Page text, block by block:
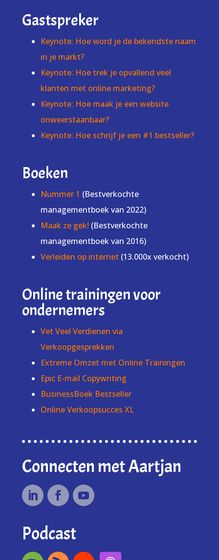
Gastspreker
Keynote: Hoe word je de bekendste naam
in je markt?
Keynote: Hoe trek je opvallend veel
klanten met online marketing?
Keynote: Hoe maak je een website
onweerstaanbaar?
Keynote: Hoe schrijf je een #1 bestseller?
Boeken
Nummer 1 (Bestverkochte
managementboek van 2022)
Maak ze gek! (Bestverkochte
managementboek van 2016)
Verleiden op internet (13.000x verkocht)
Online trainingen voor
ondernemers
Vet Veel Verdienen via
Verkoopgesprekken
Extreme Omzet met Online Trainingen
Epic E-mail Copywriting
BusinessBoek Bestseller
Online Verkoopsucces XL
Connecten met Aartjan
Podcast